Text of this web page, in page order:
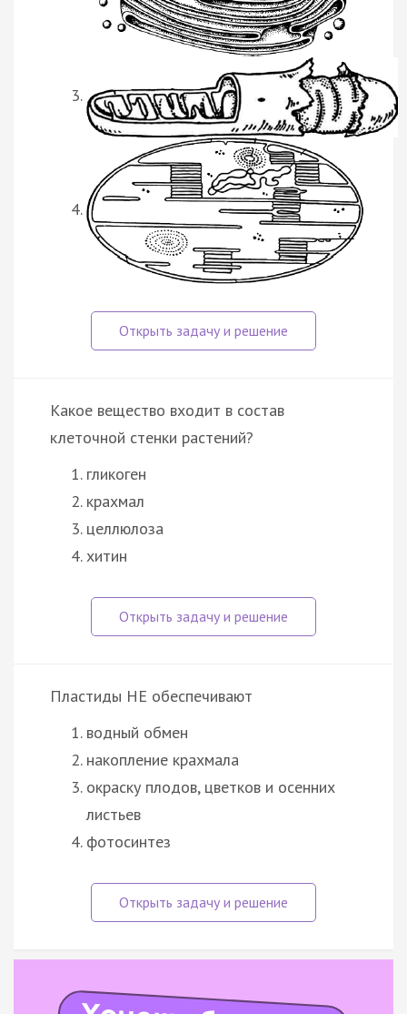
Какое вещество входит в состав
клеточной стенки растений?
гликоген
крахмал
целлюлоза
хитин
Пластиды НЕ обеспечивают
водный обмен
накопление крахмала
окраску плодов, цветков и осенних
листьев
фотосинтез